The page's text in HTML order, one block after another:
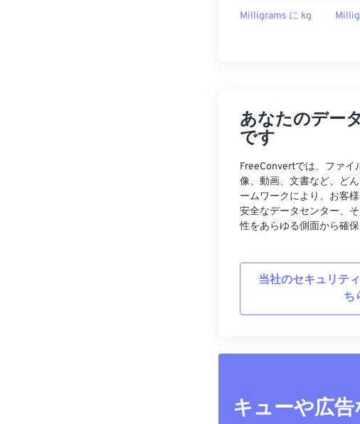
Milligrams に kg
あなたのデー
です
FreeConvertでは、ファイ
像、動画、文書など、ど
ームワークにより、お客
安全なデータセンター、
性をあらゆる側面から確保
当社のセキュリテ
ち
キューや広